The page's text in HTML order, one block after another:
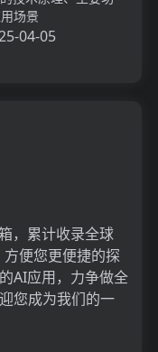
场景
04-05
，累计收录全球
便您更便捷的探
AI应用，力争做全
您成为我们的一